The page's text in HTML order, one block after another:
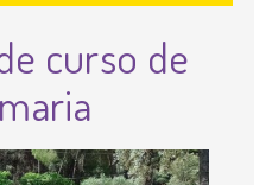
curso de